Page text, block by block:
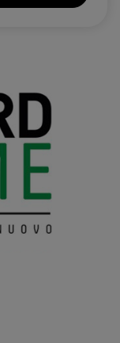
posteriore e
satellitare SSD
e Wi-fi